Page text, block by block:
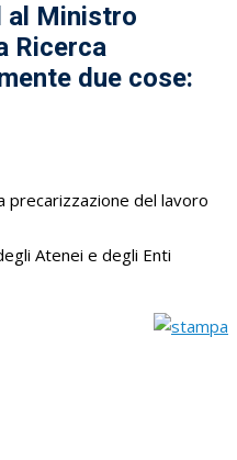
al Ministro
Ricerca
due cose:
precarizzazione del lavoro
Atenei e degli Enti